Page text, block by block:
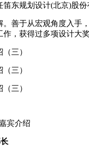
规划设计(北京)股份
于从宏观角度入手
，获得过多项设计大奖